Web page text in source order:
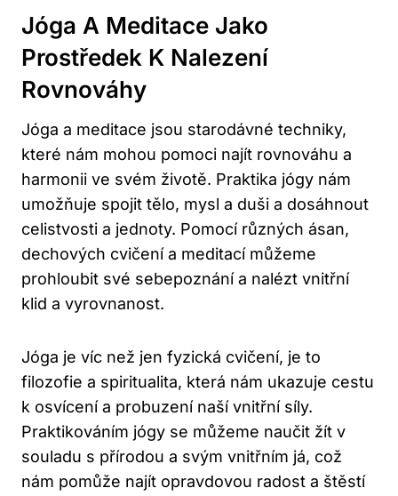
Jóga A Meditace Jako
Prostředek K Nalezení
Rovnováhy
Jóga a meditace jsou starodávné techniky,
které nám mohou pomoci najít rovnováhu a
harmonii ve svém životě. Praktika jógy nám
umožňuje spojit tělo, mysl a duši a dosáhnout
celistvosti a jednoty. Pomocí různých ásan,
dechových cvičení a meditací můžeme
prohloubit své sebepoznání a nalézt vnitřní
klid a vyrovnanost.
Jóga je víc než jen fyzická cvičení, je to
filozofie a spiritualita, která nám ukazuje cestu
k osvícení a probuzení naší vnitřní síly.
Praktikováním jógy se můžeme naučit žít v
souladu s přírodou a svým vnitřním já, což
nám pomůže najít opravdovou radost a štěstí